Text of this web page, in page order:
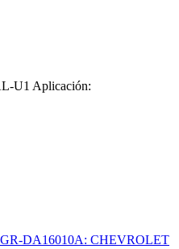
U1 Aplicación: